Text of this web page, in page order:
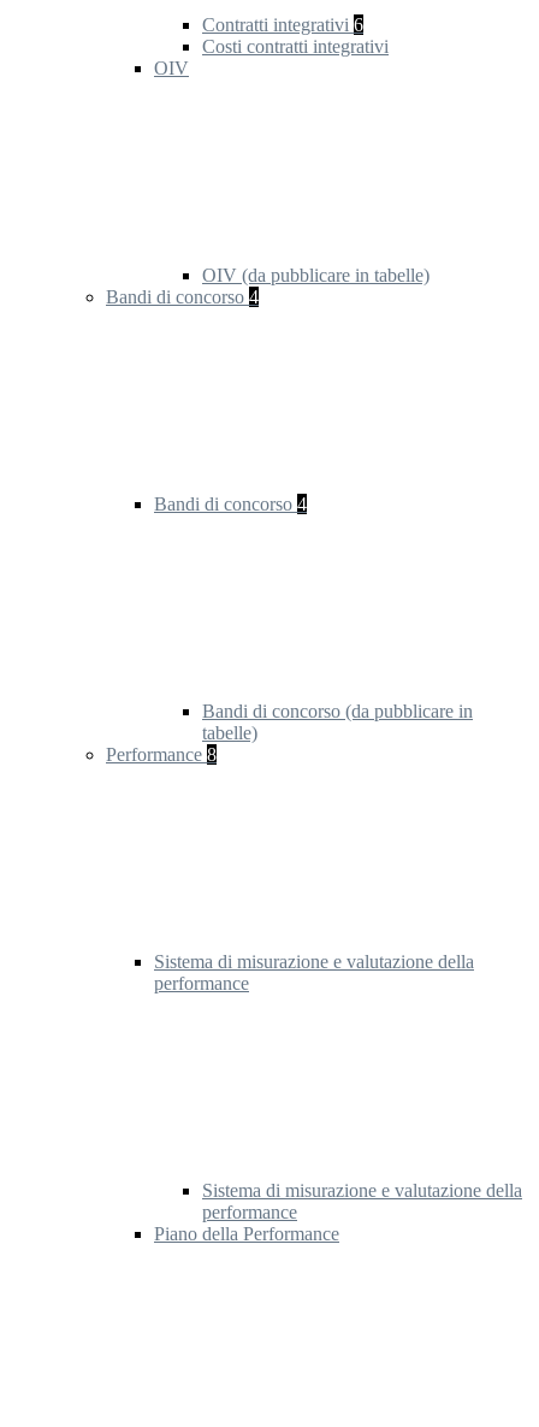
Contratti integrativi 6
Costi contratti integrativi
OIV
OIV (da pubblicare in tabelle)
Bandi di concorso 4
Bandi di concorso 4
Bandi di concorso (da pubblicare in
tabelle)
Performance 8
Sistema di misurazione e valutazione della
performance
Sistema di misurazione e valutazione della
performance
Piano della Performance